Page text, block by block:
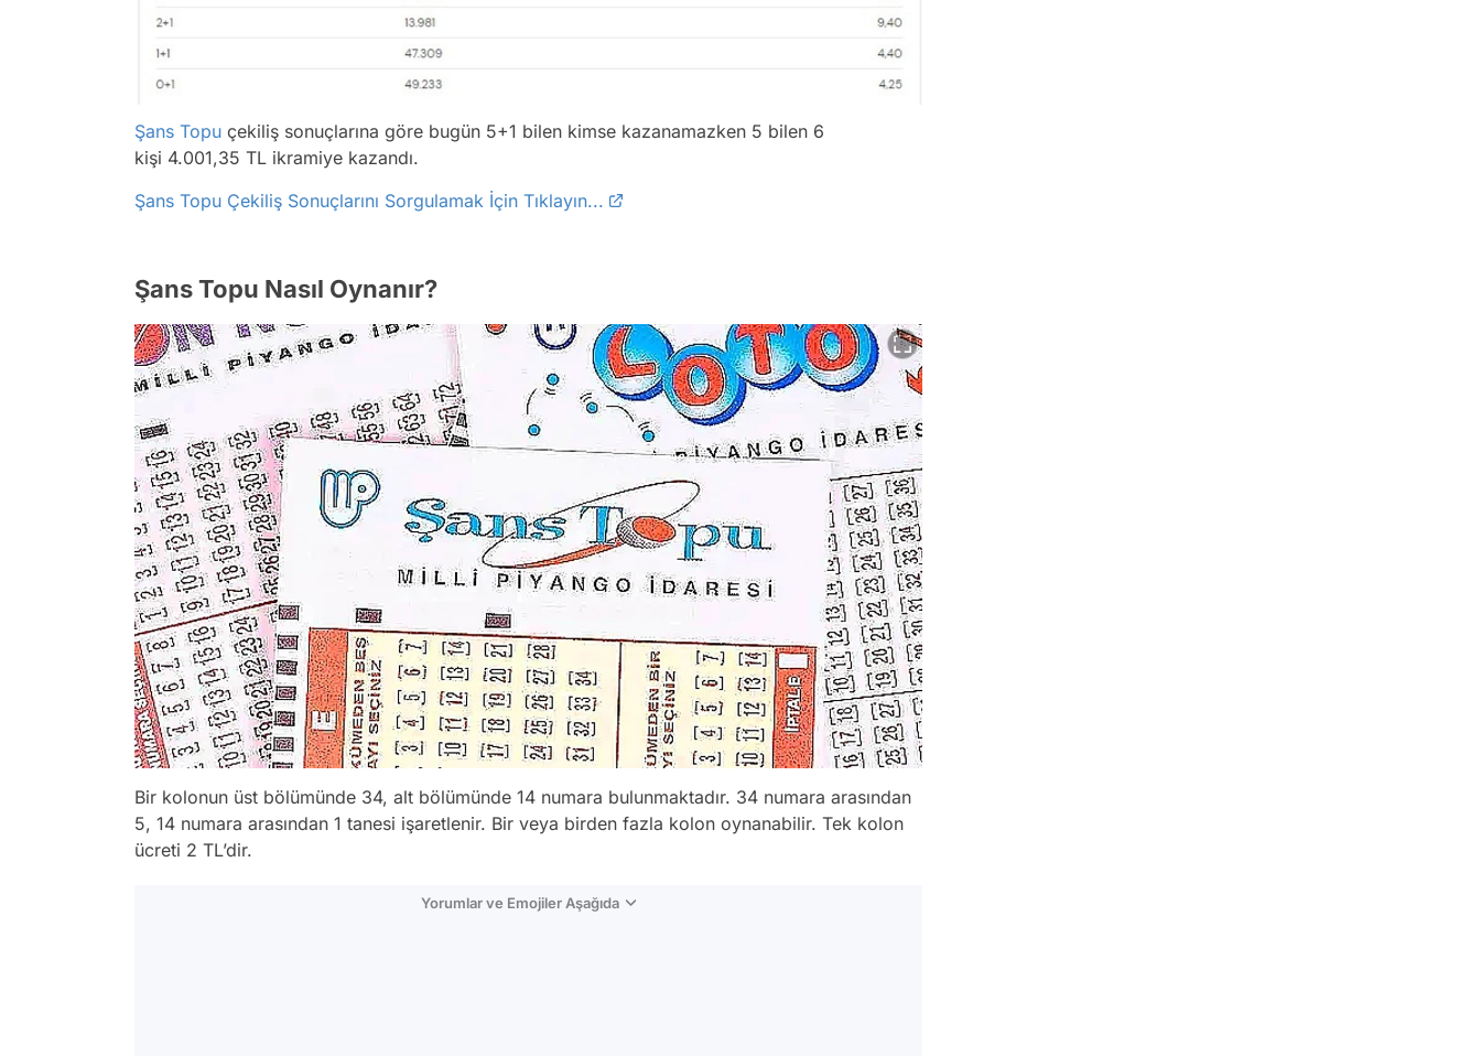
Şans Topu çekiliş sonuçlarına göre bugün 5+1 bilen kimse kazanamazken 5 bilen 6
kişi 4.001,35 TL ikramiye kazandı.
Şans Topu Çekiliş Sonuçlarını Sorgulamak İçin Tıklayın...
Şans Topu Nasıl Oynanır?
Bir kolonun üst bölümünde 34, alt bölümünde 14 numara bulunmaktadır. 34 numara arasından
5, 14 numara arasından 1 tanesi işaretlenir. Bir veya birden fazla kolon oynanabilir. Tek kolon
ücreti 2 TL’dir.
Yorumlar ve Emojiler Aşağıda